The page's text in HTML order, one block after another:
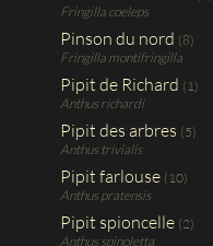
Fringilla coeleps
Pinson du nord (8)
Fringilla montifringilla
Pipit de Richard (1)
Anthus richardi
Pipit des arbres (5)
Anthus trivialis
Pipit farlouse (10)
Anthus pratensis
Pipit spioncelle (2)
Anthus spinoletta